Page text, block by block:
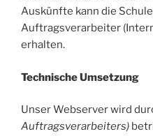
Auskünfte kann die
Auftragsverarbeiter
erhalten.
Technische Umsetzung
Unser Webserver wird
Auftragsverarbeiters)